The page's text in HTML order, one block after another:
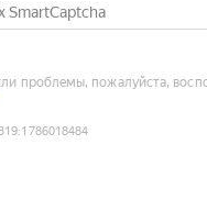
SmartCaptcha
проблемы, пожалуйста,
:1786018484